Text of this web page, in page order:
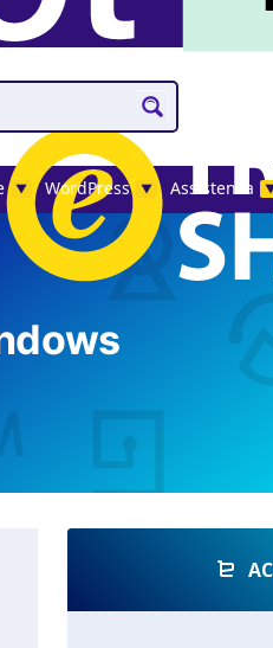
▼ WordPress ▼ Assistenza